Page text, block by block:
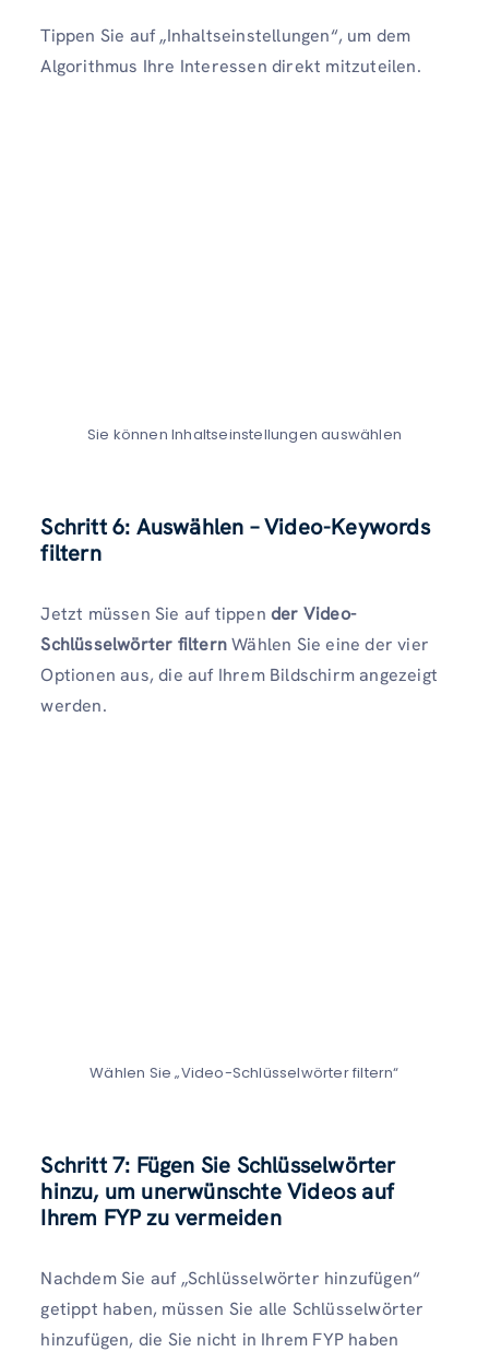
Tippen Sie auf „Inhaltseinstellungen“, um dem
Algorithmus Ihre Interessen direkt mitzuteilen.
Sie können Inhaltseinstellungen auswählen
Schritt 6: Auswählen – Video-Keywords
filtern
Jetzt müssen Sie auf tippen der Video-
Schlüsselwörter filternWählen Sie eine der vier
Optionen aus, die auf Ihrem Bildschirm angezeigt
werden.
Wählen Sie „Video-Schlüsselwörter filtern“
Schritt 7: Fügen Sie Schlüsselwörter
hinzu, um unerwünschte Videos auf
Ihrem FYP zu vermeiden
Nachdem Sie auf „Schlüsselwörter hinzufügen“
getippt haben, müssen Sie alle Schlüsselwörter
hinzufügen, die Sie nicht in Ihrem FYP haben